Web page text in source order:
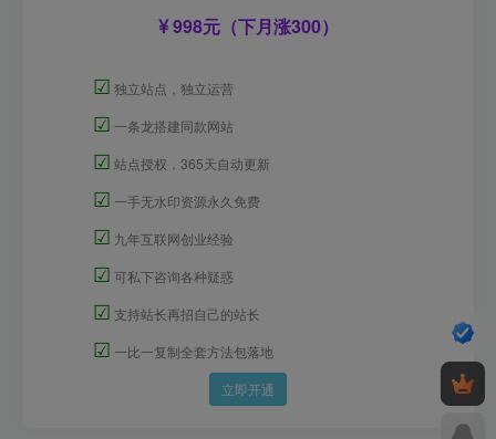
998元（下月涨300）
☑ 独立站点，独立运营
☑ 一条龙搭建同款网站
☑ 站点授权，365天自动更新
☑ 一手无水印资源永久免费
☑ 九年互联网创业经验
☑ 可私下咨询各种疑惑
☑ 支持站长再招自己的站长
☑ 一比一复制全套方法包落地
立即开通